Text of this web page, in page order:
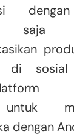
saja
di sosial
platform
dengan